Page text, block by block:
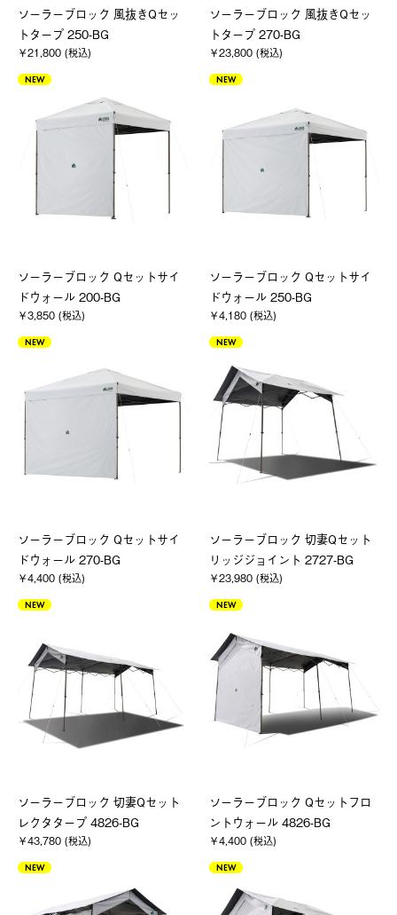
ソーラーブロック 風抜きQセッ
トタープ 250-BG
￥21,800 (税込)
ソーラーブロック 風抜きQセッ
トタープ 270-BG
￥23,800 (税込)
NEW
ソーラーブロック Qセットサイ
ドウォール 200-BG
￥3,850 (税込)
NEW
ソーラーブロック Qセットサイ
ドウォール 250-BG
￥4,180 (税込)
NEW
ソーラーブロック Qセットサイ
ドウォール 270-BG
￥4,400 (税込)
NEW
ソーラーブロック 切妻Qセット
リッジジョイント 2727-BG
￥23,980 (税込)
NEW
ソーラーブロック 切妻Qセット
レクタタープ 4826-BG
￥43,780 (税込)
NEW
ソーラーブロック Qセットフロ
ントウォール 4826-BG
￥4,400 (税込)
NEW NEW